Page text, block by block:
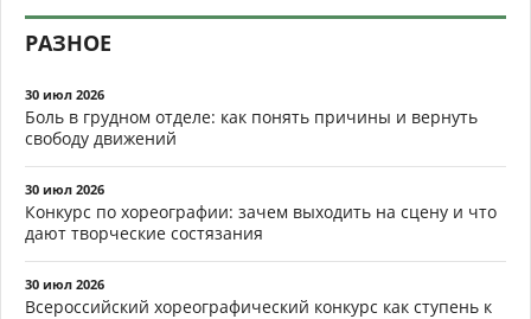
РАЗНОЕ
30 июл 2026
Боль в грудном отделе: как понять причины и вернуть
свободу движений
30 июл 2026
Конкурс по хореографии: зачем выходить на сцену и что
дают творческие состязания
30 июл 2026
Всероссийский хореографический конкурс как ступень к